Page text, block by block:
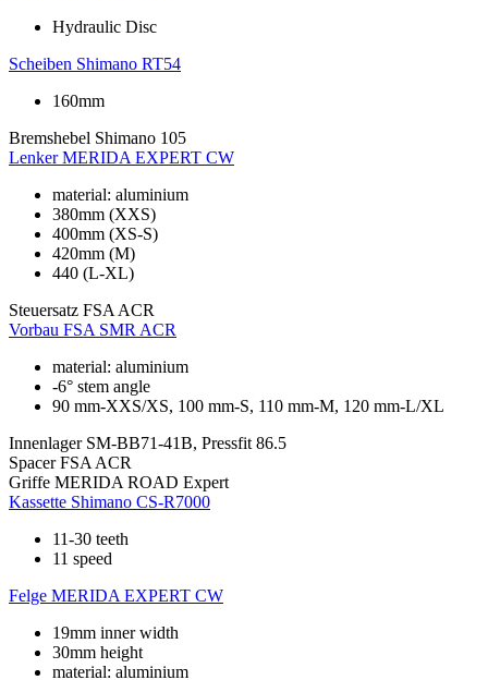
Hydraulic Disc
Scheiben Shimano RT54
160mm
Bremshebel Shimano 105
Lenker MERIDA EXPERT CW
material: aluminium
380mm (XXS)
400mm (XS-S)
420mm (M)
440 (L-XL)
Steuersatz FSA ACR
Vorbau FSA SMR ACR
material: aluminium
-6° stem angle
90 mm-XXS/XS, 100 mm-S, 110 mm-M, 120 mm-L/XL
Innenlager SM-BB71-41B, Pressfit 86.5
Spacer FSA ACR
Griffe MERIDA ROAD Expert
Kassette Shimano CS-R7000
11-30 teeth
11 speed
Felge MERIDA EXPERT CW
19mm inner width
30mm height
material: aluminium